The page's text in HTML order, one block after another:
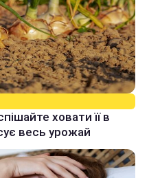
ховати її в
весь урожай